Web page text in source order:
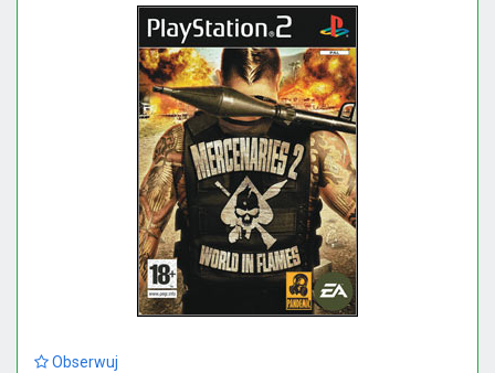
Obserwuj